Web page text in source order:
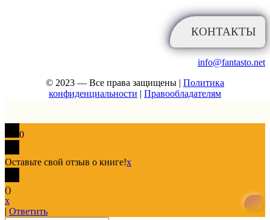
КОНТАКТЫ
info@fantasto.net
© 2023 — Все права защищены | Политика
конфиденциальности | Правообладателям
0
Оставьте свой отзыв о книге!x
()
x
| Ответить